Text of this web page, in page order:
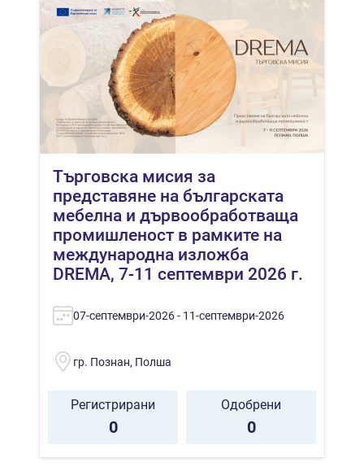
Търговска мисия за
представяне на българската
мебелна и дървообработваща
промишленост в рамките на
международна изложба
DREMA, 7-11 септември 2026 г.
07-септември-2026 - 11-септември-2026
гр. Познан, Полша
Регистрирани
0
Одобрени
0